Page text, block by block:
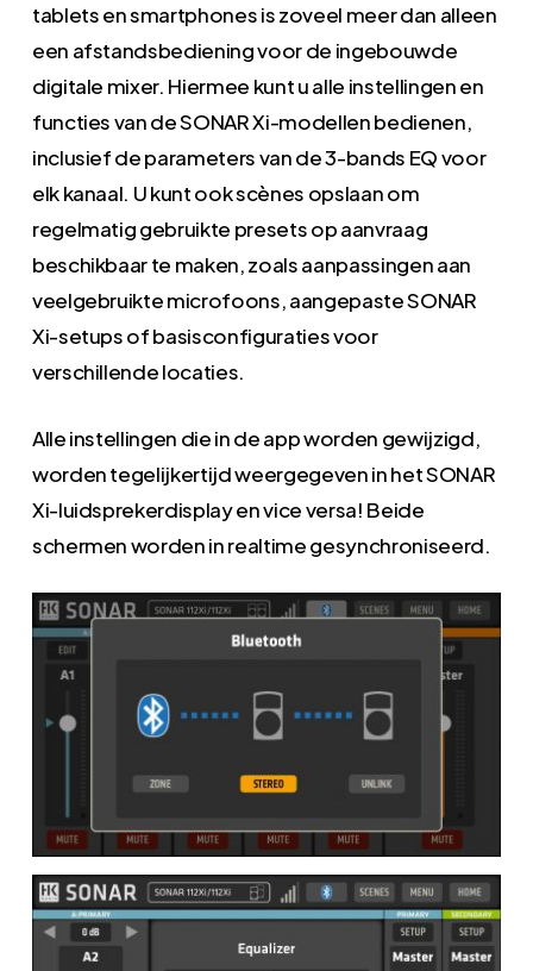
tablets en smartphones is zoveel meer dan alleen
een afstandsbediening voor de ingebouwde
digitale mixer. Hiermee kunt u alle instellingen en
functies van de SONAR Xi-modellen bedienen,
inclusief de parameters van de 3-bands EQ voor
elk kanaal. U kunt ook scènes opslaan om
regelmatig gebruikte presets op aanvraag
beschikbaar te maken, zoals aanpassingen aan
veelgebruikte microfoons, aangepaste SONAR
Xi-setups of basisconfiguraties voor
verschillende locaties.
Alle instellingen die in de app worden gewijzigd,
worden tegelijkertijd weergegeven in het SONAR
Xi-luidsprekerdisplay en vice versa! Beide
schermen worden in realtime gesynchroniseerd.